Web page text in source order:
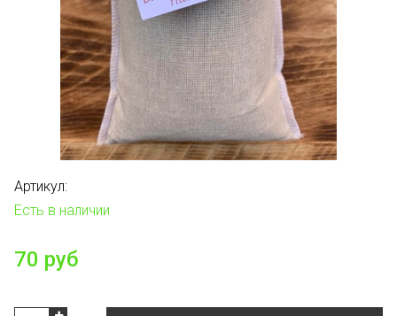
Артикул:
Есть в наличии
70 руб